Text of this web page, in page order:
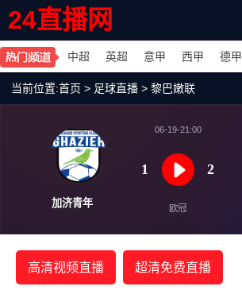
24直播网
中超 英超 意甲 西甲 德甲
当前位置:首页 > 足球直播 > 黎巴嫩联
加济青年
06-19-21:00
1
欧冠
高清视频直播 超清免费直播